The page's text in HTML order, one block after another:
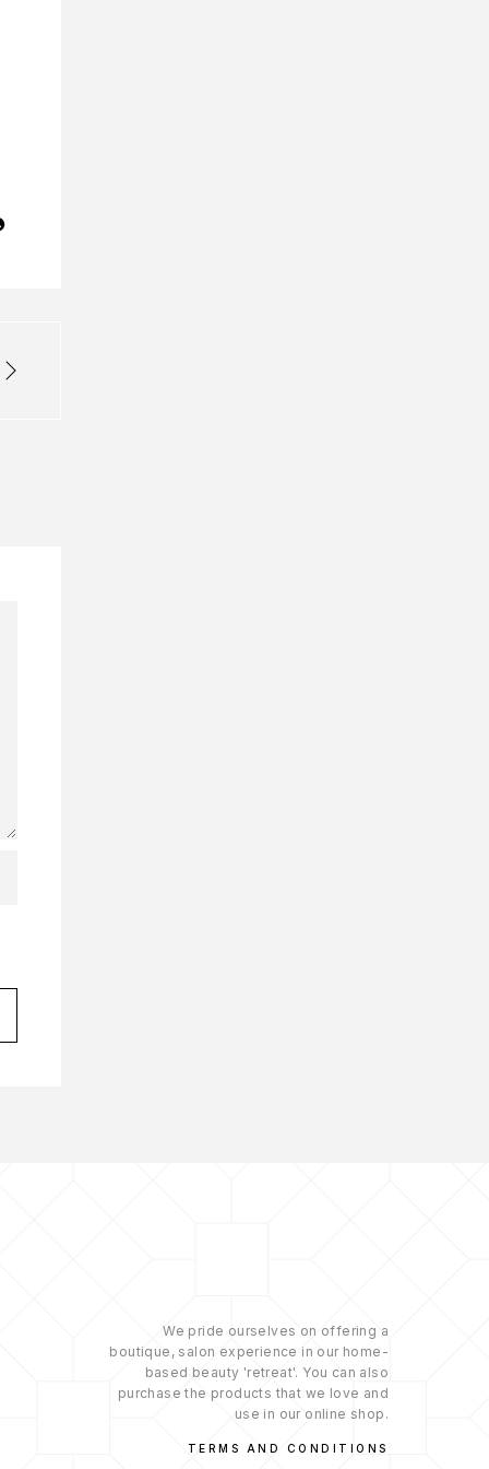
We pride ourselves on offering a
boutique, salon experience in our home-
based beauty 'retreat'. You can also
purchase the products that we love and
use in our online shop.
TERMS AND CONDITIONS